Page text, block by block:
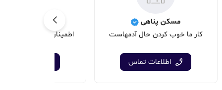
مسکن پناهی
کار ما خوب کردن حال آدمهاست
اطلاعات تماس
اطمینان در خرید